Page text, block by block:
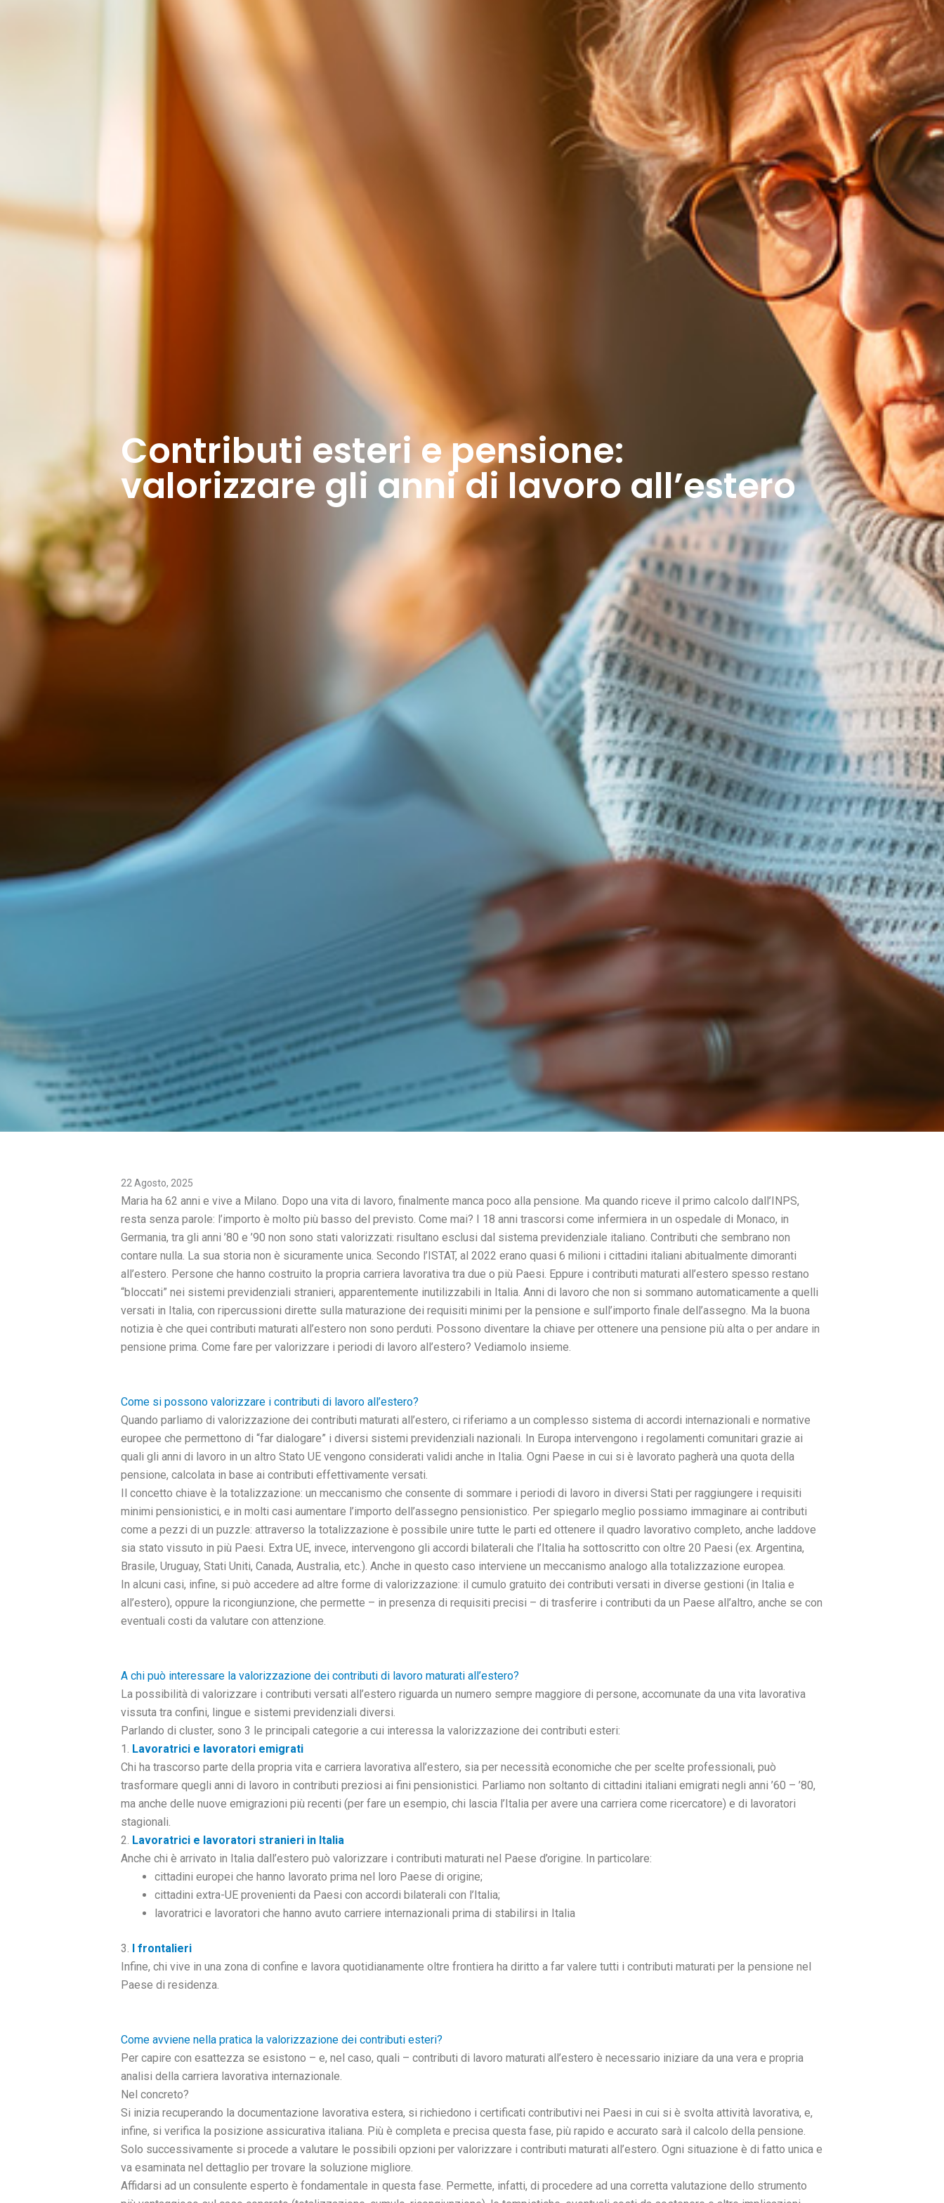
Contributi esteri e pensione:
valorizzare gli anni di lavoro all’estero
22 Agosto, 2025
Maria ha 62 anni e vive a Milano. Dopo una vita di lavoro, finalmente manca poco alla pensione. Ma quando riceve il primo calcolo dall’INPS,
resta senza parole: l’importo è molto più basso del previsto. Come mai? I 18 anni trascorsi come infermiera in un ospedale di Monaco, in
Germania, tra gli anni ’80 e ’90 non sono stati valorizzati: risultano esclusi dal sistema previdenziale italiano. Contributi che sembrano non
contare nulla. La sua storia non è sicuramente unica. Secondo l’ISTAT, al 2022 erano quasi 6 milioni i cittadini italiani abitualmente dimoranti
all’estero. Persone che hanno costruito la propria carriera lavorativa tra due o più Paesi. Eppure i contributi maturati all’estero spesso restano
“bloccati” nei sistemi previdenziali stranieri, apparentemente inutilizzabili in Italia. Anni di lavoro che non si sommano automaticamente a quelli
versati in Italia, con ripercussioni dirette sulla maturazione dei requisiti minimi per la pensione e sull’importo finale dell’assegno. Ma la buona
notizia è che quei contributi maturati all’estero non sono perduti. Possono diventare la chiave per ottenere una pensione più alta o per andare in
pensione prima. Come fare per valorizzare i periodi di lavoro all’estero? Vediamolo insieme.
Come si possono valorizzare i contributi di lavoro all’estero?
Quando parliamo di valorizzazione dei contributi maturati all’estero, ci riferiamo a un complesso sistema di accordi internazionali e normative
europee che permettono di “far dialogare” i diversi sistemi previdenziali nazionali. In Europa intervengono i regolamenti comunitari grazie ai
quali gli anni di lavoro in un altro Stato UE vengono considerati validi anche in Italia. Ogni Paese in cui si è lavorato pagherà una quota della
pensione, calcolata in base ai contributi effettivamente versati.
Il concetto chiave è la totalizzazione: un meccanismo che consente di sommare i periodi di lavoro in diversi Stati per raggiungere i requisiti
minimi pensionistici, e in molti casi aumentare l’importo dell’assegno pensionistico. Per spiegarlo meglio possiamo immaginare ai contributi
come a pezzi di un puzzle: attraverso la totalizzazione è possibile unire tutte le parti ed ottenere il quadro lavorativo completo, anche laddove
sia stato vissuto in più Paesi. Extra UE, invece, intervengono gli accordi bilaterali che l’Italia ha sottoscritto con oltre 20 Paesi (ex. Argentina,
Brasile, Uruguay, Stati Uniti, Canada, Australia, etc.). Anche in questo caso interviene un meccanismo analogo alla totalizzazione europea.
In alcuni casi, infine, si può accedere ad altre forme di valorizzazione: il cumulo gratuito dei contributi versati in diverse gestioni (in Italia e
all’estero), oppure la ricongiunzione, che permette – in presenza di requisiti precisi – di trasferire i contributi da un Paese all’altro, anche se con
eventuali costi da valutare con attenzione.
A chi può interessare la valorizzazione dei contributi di lavoro maturati all’estero?
La possibilità di valorizzare i contributi versati all’estero riguarda un numero sempre maggiore di persone, accomunate da una vita lavorativa
vissuta tra confini, lingue e sistemi previdenziali diversi.
Parlando di cluster, sono 3 le principali categorie a cui interessa la valorizzazione dei contributi esteri:
1. Lavoratrici e lavoratori emigrati
Chi ha trascorso parte della propria vita e carriera lavorativa all’estero, sia per necessità economiche che per scelte professionali, può
trasformare quegli anni di lavoro in contributi preziosi ai fini pensionistici. Parliamo non soltanto di cittadini italiani emigrati negli anni ’60 – ’80,
ma anche delle nuove emigrazioni più recenti (per fare un esempio, chi lascia l’Italia per avere una carriera come ricercatore) e di lavoratori
stagionali.
2. Lavoratrici e lavoratori stranieri in Italia
Anche chi è arrivato in Italia dall’estero può valorizzare i contributi maturati nel Paese d’origine. In particolare:
cittadini europei che hanno lavorato prima nel loro Paese di origine;
cittadini extra-UE provenienti da Paesi con accordi bilaterali con l’Italia;
lavoratrici e lavoratori che hanno avuto carriere internazionali prima di stabilirsi in Italia
3. I frontalieri
Infine, chi vive in una zona di confine e lavora quotidianamente oltre frontiera ha diritto a far valere tutti i contributi maturati per la pensione nel
Paese di residenza.
Come avviene nella pratica la valorizzazione dei contributi esteri?
Per capire con esattezza se esistono – e, nel caso, quali – contributi di lavoro maturati all’estero è necessario iniziare da una vera e propria
analisi della carriera lavorativa internazionale.
Nel concreto?
Si inizia recuperando la documentazione lavorativa estera, si richiedono i certificati contributivi nei Paesi in cui si è svolta attività lavorativa, e,
infine, si verifica la posizione assicurativa italiana. Più è completa e precisa questa fase, più rapido e accurato sarà il calcolo della pensione.
Solo successivamente si procede a valutare le possibili opzioni per valorizzare i contributi maturati all’estero. Ogni situazione è di fatto unica e
va esaminata nel dettaglio per trovare la soluzione migliore.
Affidarsi ad un consulente esperto è fondamentale in questa fase. Permette, infatti, di procedere ad una corretta valutazione dello strumento